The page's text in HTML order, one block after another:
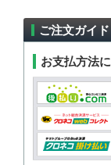
ご注文ガイド
お支払方法